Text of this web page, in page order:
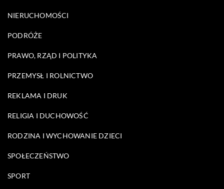
NIERUCHOMOŚCI
PODRÓŻE
PRAWO, RZĄD I POLITYKA
PRZEMYSŁ I ROLNICTWO
REKLAMA I DRUK
RELIGIA I DUCHOWOŚĆ
RODZINA I WYCHOWANIE DZIECI
SPOŁECZEŃSTWO
SPORT